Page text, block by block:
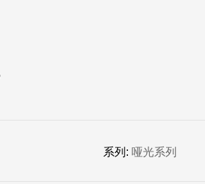
系列: 哑光系列